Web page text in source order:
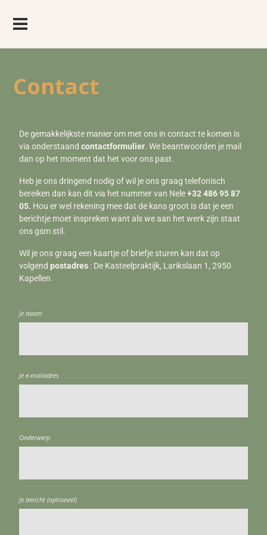
Contact
De gemakkelijkste manier om met ons in contact te komen is
via onderstaandcontactformulier. We beantwoorden je mail
dan op het moment dat het voor ons past.
Heb je ons dringend nodig of wil je ons graag telefonisch
bereiken dan kan dit via het nummer van Nele+32 486 95 87
05. Hou er wel rekening mee dat de kans groot is dat je een
berichtje moet inspreken want als we aan het werk zijn staat
ons gsm stil.
Wil je ons graag een kaartje of briefje sturen kan dat op
volgendpostadres : De Kasteelpraktijk, Larikslaan 1, 2950
Kapellen.
Je naam
Je e-mailadres
Onderwerp
Je bericht (optioneel)